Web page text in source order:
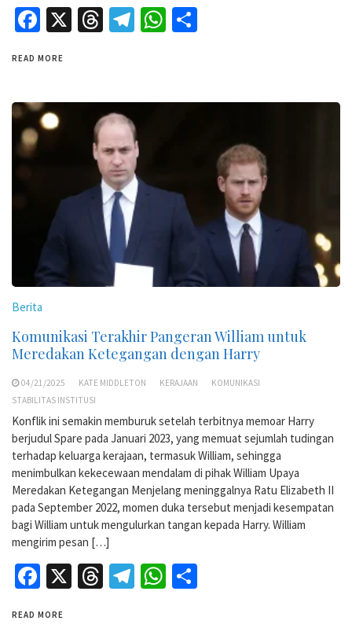
Facebook
X Threads
Telegram
WhatsApp
READ MORE
Berita
Komunikasi Terakhir Pangeran William untuk
Meredakan Ketegangan dengan Harry
04/21/2025 KATE MIDDLETON KERAJAAN
KOMUNIKASI
STABILITAS INSTITUSI
Konflik ini semakin memburuk setelah terbitnya memoar Harry
berjudul Spare pada Januari 2023, yang memuat sejumlah tudingan
terhadap keluarga kerajaan, termasuk William, sehingga
menimbulkan kekecewaan mendalam di pihak William Upaya
Meredakan Ketegangan Menjelang meninggalnya Ratu Elizabeth II
pada September 2022, momen duka tersebut menjadi kesempatan
bagi William untuk mengulurkan tangan kepada Harry. William
mengirim pesan […]
Facebook
X Threads
Telegram
WhatsApp
READ MORE